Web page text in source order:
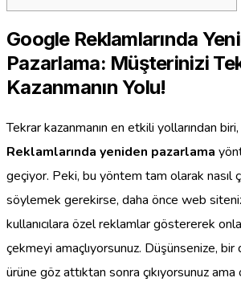
Google Reklamlarında
Pazarlama: Müşterinizi
Kazanmanın Yolu!
Tekrar kazanmanın en etkili yollarından biri,
Reklamlarında yeniden pazarlama
geçiyor. Peki, bu yöntem tam olarak nasıl
söylemek gerekirse, daha önce web
kullanıcılara özel reklamlar göstererek
çekmeyi amaçlıyorsunuz. Düşünsenize,
ürüne göz attıktan sonra çıkıyorsunuz ama